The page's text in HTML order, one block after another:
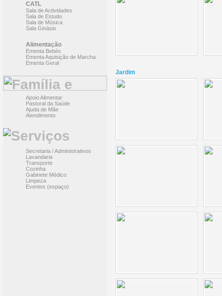
CATL
Sala de Actividades
Sala de Estudo
Sala de Música
Sala Ginásio
Alimentação
Ementa Bebés
Ementa Aquisição de Marcha
Ementa Geral
Apoio Alimentar
Pastoral da Saúde
Ajuda de Mãe
Atendimento
Secretaria / Administrativos
Lavandaria
Transporte
Cozinha
Gabinete Médico
Limpeza
Eventos (espaço)
Jardim